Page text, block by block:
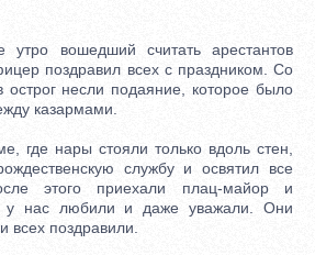
вошедший считать арестантов
поздравил всех с праздником. Со
острог несли подаяние, которое было
казармами.
где нары стояли только вдоль стен,
службу и освятил все
этого приехали плац-майор и
у нас любили и даже уважали. Они
всех поздравили.